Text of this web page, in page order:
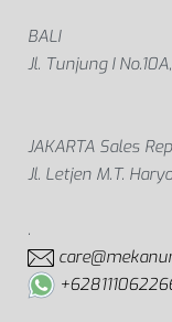
BALI
Jl. Tunjung I
JAKARTA Sales
Jl. Letjen M.T.
.